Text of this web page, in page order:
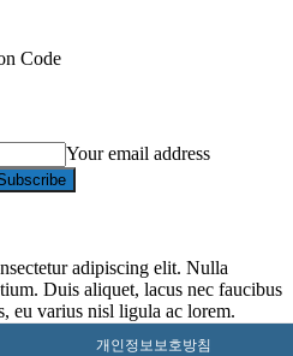
Your email address
adipiscing elit. Nulla
Duis aliquet, lacus nec faucibus
eu varius nisl ligula ac lorem.
개인정보보호방침